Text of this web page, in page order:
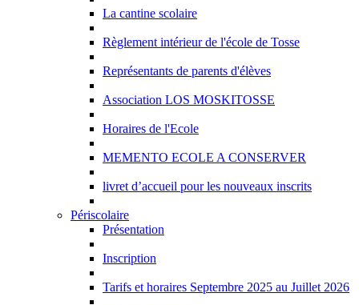
La cantine scolaire
Règlement intérieur de l'école de Tosse
Représentants de parents d'élèves
Association LOS MOSKITOSSE
Horaires de l'Ecole
MEMENTO ECOLE A CONSERVER
livret d’accueil pour les nouveaux inscrits
Périscolaire
Présentation
Inscription
Tarifs et horaires Septembre 2025 au Juillet 2026